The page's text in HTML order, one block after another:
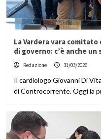
La Vardera vara
di governo: c’è anche un
Redazione 31/03/2026
Il cardiologo Giovanni Di
di Controcorrente. Oggi la